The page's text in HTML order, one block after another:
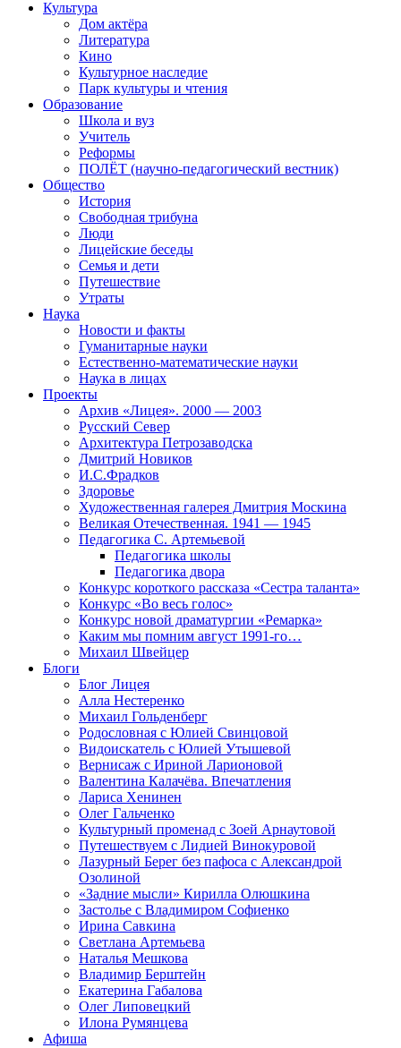
Культура
Дом актёра
Литература
Кино
Культурное наследие
Парк культуры и чтения
Образование
Школа и вуз
Учитель
Реформы
ПОЛЁТ (научно-педагогический вестник)
Общество
История
Свободная трибуна
Люди
Лицейские беседы
Семья и дети
Путешествие
Утраты
Наука
Новости и факты
Гуманитарные науки
Естественно-математические науки
Наука в лицах
Проекты
Архив «Лицея». 2000 — 2003
Русский Север
Архитектура Петрозаводска
Дмитрий Новиков
И.С.Фрадков
Здоровье
Художественная галерея Дмитрия Москина
Великая Отечественная. 1941 — 1945
Педагогика С. Артемьевой
Педагогика школы
Педагогика двора
Конкурс короткого рассказа «Сестра таланта»
Конкурс «Во весь голос»
Конкурс новой драматургии «Ремарка»
Каким мы помним август 1991-го…
Михаил Швейцер
Блоги
Блог Лицея
Алла Нестеренко
Михаил Гольденберг
Родословная с Юлией Свинцовой
Видоискатель с Юлией Утышевой
Вернисаж с Ириной Ларионовой
Валентина Калачёва. Впечатления
Лариса Хенинен
Олег Гальченко
Культурный променад с Зоей Арнаутовой
Путешествуем с Лидией Винокуровой
Лазурный Берег без пафоса с Александрой
Озолиной
«Задние мысли» Кирилла Олюшкина
Застолье с Владимиром Софиенко
Ирина Савкина
Светлана Артемьева
Наталья Мешкова
Владимир Берштейн
Екатерина Габалова
Олег Липовецкий
Илона Румянцева
Афиша